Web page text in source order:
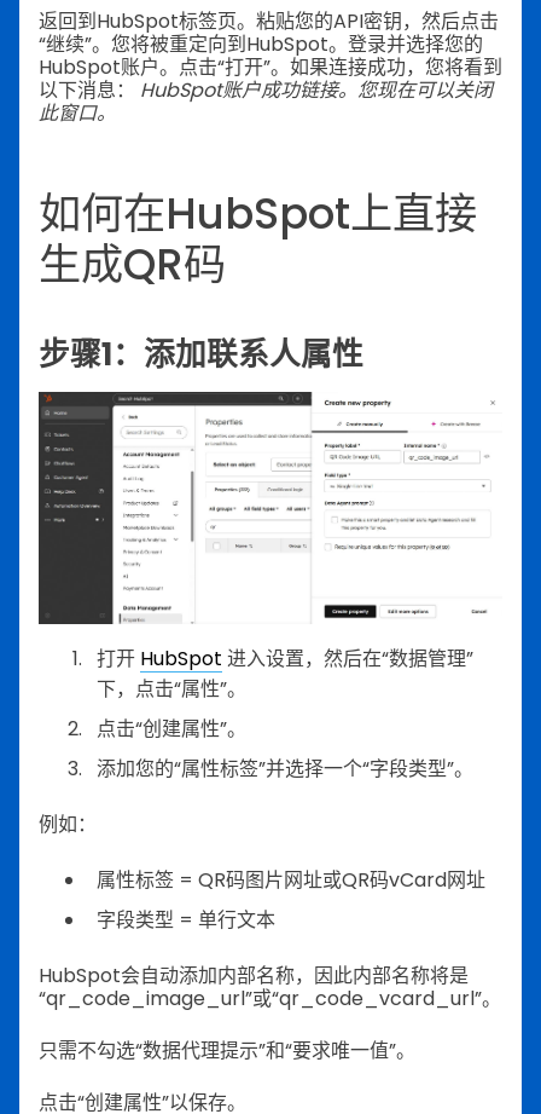
返回到HubSpot标签页。粘贴您的API密钥，然后点击
“继续”。您将被重定向到HubSpot。登录并选择您的
HubSpot账户。点击“打开”。如果连接成功，您将看到
以下消息： HubSpot账户成功链接。您现在可以关闭
此窗口。
如何在HubSpot上直接
生成QR码
步骤1：添加联系人属性
打开 HubSpot 进入设置，然后在“数据管理”
下，点击“属性”。
点击“创建属性”。
添加您的“属性标签”并选择一个“字段类型”。
例如：
属性标签 = QR码图片网址或QR码vCard网址
字段类型 = 单行文本
HubSpot会自动添加内部名称，因此内部名称将是
“qr_code_image_url”或“qr_code_vcard_url”。
只需不勾选“数据代理提示”和“要求唯一值”。
点击“创建属性”以保存。